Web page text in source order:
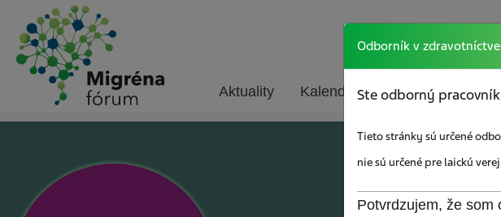
Aktuality Kalendár akcií Vzdelávanie
Odborník v zdravotníctve
Ste odborný
Tieto stránky sú určené
nie sú určené pre laickú
Potvrdzujem, že som